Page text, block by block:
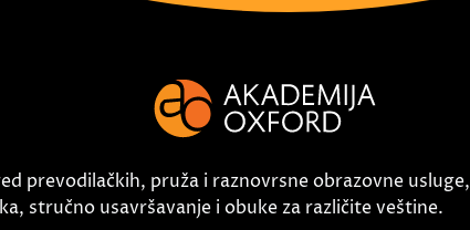
prevodilačkih, pruža i raznovrsne obrazovne usluge,
stručno usavršavanje i obuke za različite veštine.